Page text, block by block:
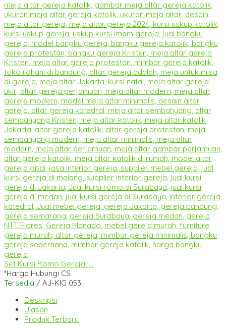
Set Kursi Romo Gereja ....
*Harga Hubungi CS
Tersedia / AJ-KIG 053
Deskripsi
Ulasan
Produk Terbaru